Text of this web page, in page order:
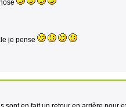
je pense